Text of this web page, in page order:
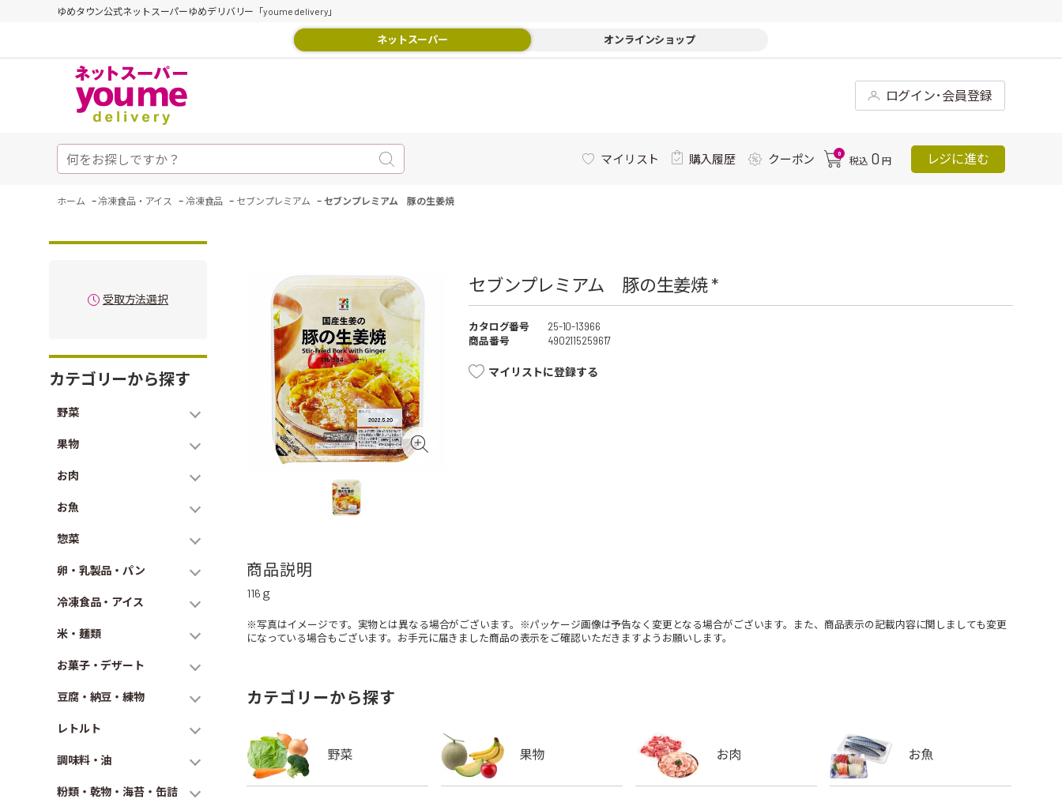
ゆめタウン公式ネットスーパーゆめデリバリー「youme delivery」
ネットスーパー オンラインショップ
ログイン･会員登録
マイリスト 購入履歴 クーポン 0
税込 0 円 レジに進む
ホーム - 冷凍食品・アイス - 冷凍食品 - セブンプレミアム - セブンプレミアム 豚の生姜焼
受取方法選択
カテゴリーから探す
野菜
果物
お肉
お魚
惣菜
卵・乳製品・パン
冷凍食品・アイス
米・麺類
お菓子・デザート
豆腐・納豆・練物
レトルト
調味料・油
粉類・乾物・海苔・缶詰
セブンプレミアム 豚の生姜焼 *
カタログ番号
25-10-13966
商品番号
4902115259617
マイリストに登録する
商品説明
116ｇ
※写真はイメージです。実物とは異なる場合がございます。※パッケージ画像は予告なく変更となる場合がございます。また、商品表示の記載内容に関しましても変更
になっている場合もございます。お手元に届きました商品の表示をご確認いただきますようお願いします。
カテゴリーから探す